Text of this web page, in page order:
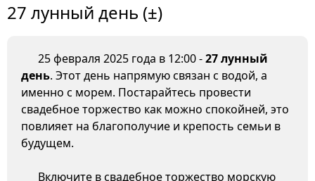
27 лунный день (±)
25 февраля 2025 года в 12:00 -27 лунный
день. Этот день напрямую связан с водой, а
именно с морем. Постарайтесь провести
свадебное торжество как можно спокойней, это
повлияет на благополучие и крепость семьи в
будущем.
Включите в свадебное торжество морскую